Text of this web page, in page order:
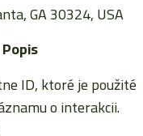
GA 30324, USA
Popis
ID, ktoré je použité
o interakcii.